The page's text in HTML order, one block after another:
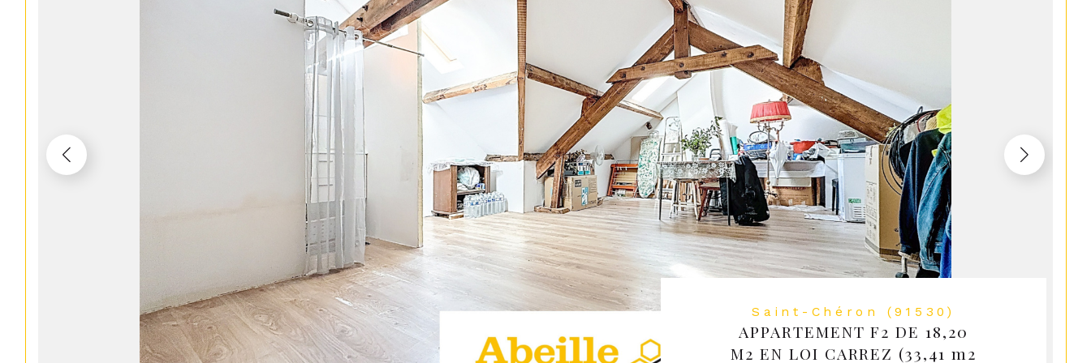
Saint-Chéron (91530)
APPARTEMENT F2 DE 18,20
M2 EN LOI CARREZ (33,41 m2